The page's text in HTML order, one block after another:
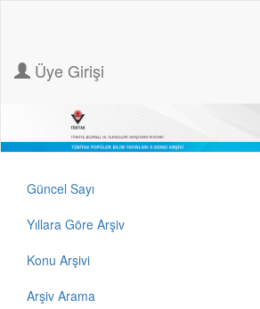
Üye Girişi
Güncel Sayı
Yıllara Göre Arşiv
Konu Arşivi
Arşiv Arama